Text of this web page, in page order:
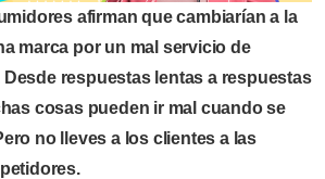
afirman que cambiarían a la
marca por un mal servicio de
respuestas lentas a respuestas
cosas pueden ir mal cuando se
no lleves a los clientes a las